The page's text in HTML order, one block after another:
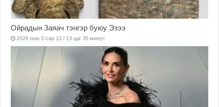
Ойрадын Заяач тэнгэр буюу Эзээ
2026 оны 5 сар 13 / 13 цаг 35 минут